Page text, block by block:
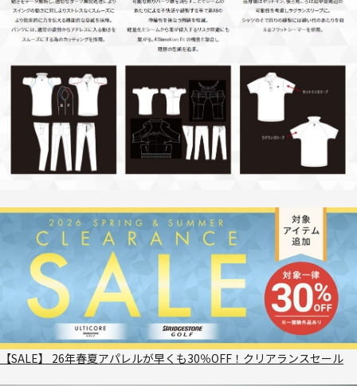
【SALE】 26年春夏アパレルが早くも30％OFF！クリアランスセール